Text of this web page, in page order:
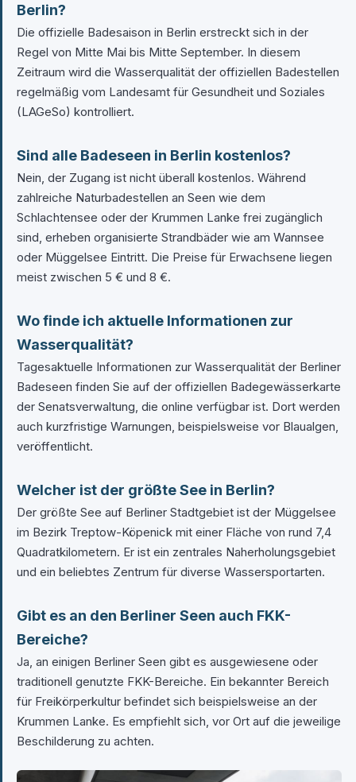
Berlin?
Die offizielle Badesaison in Berlin erstreckt sich in der
Regel von Mitte Mai bis Mitte September. In diesem
Zeitraum wird die Wasserqualität der offiziellen Badestellen
regelmäßig vom Landesamt für Gesundheit und Soziales
(LAGeSo) kontrolliert.
Sind alle Badeseen in Berlin kostenlos?
Nein, der Zugang ist nicht überall kostenlos. Während
zahlreiche Naturbadestellen an Seen wie dem
Schlachtensee oder der Krummen Lanke frei zugänglich
sind, erheben organisierte Strandbäder wie am Wannsee
oder Müggelsee Eintritt. Die Preise für Erwachsene liegen
meist zwischen 5 € und 8 €.
Wo finde ich aktuelle Informationen zur
Wasserqualität?
Tagesaktuelle Informationen zur Wasserqualität der Berliner
Badeseen finden Sie auf der offiziellen Badegewässerkarte
der Senatsverwaltung, die online verfügbar ist. Dort werden
auch kurzfristige Warnungen, beispielsweise vor Blaualgen,
veröffentlicht.
Welcher ist der größte See in Berlin?
Der größte See auf Berliner Stadtgebiet ist der Müggelsee
im Bezirk Treptow-Köpenick mit einer Fläche von rund 7,4
Quadratkilometern. Er ist ein zentrales Naherholungsgebiet
und ein beliebtes Zentrum für diverse Wassersportarten.
Gibt es an den Berliner Seen auch FKK-
Bereiche?
Ja, an einigen Berliner Seen gibt es ausgewiesene oder
traditionell genutzte FKK-Bereiche. Ein bekannter Bereich
für Freikörperkultur befindet sich beispielsweise an der
Krummen Lanke. Es empfiehlt sich, vor Ort auf die jeweilige
Beschilderung zu achten.